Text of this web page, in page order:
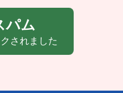
パム
されました